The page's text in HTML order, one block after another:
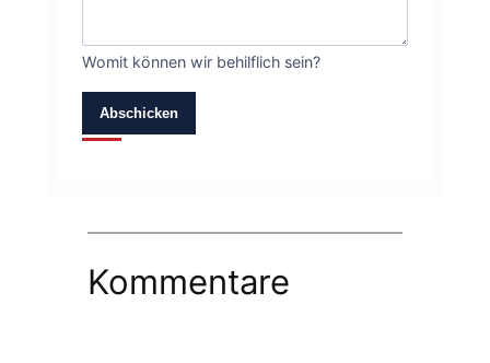
Womit können wir behilflich sein?
Abschicken
Kommentare